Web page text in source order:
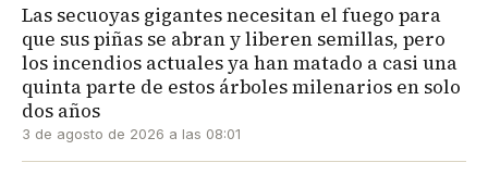
Las secuoyas gigantes necesitan el fuego para
que sus piñas se abran y liberen semillas, pero
los incendios actuales ya han matado a casi una
quinta parte de estos árboles milenarios en solo
dos años
3 de agosto de 2026 a las 08:01